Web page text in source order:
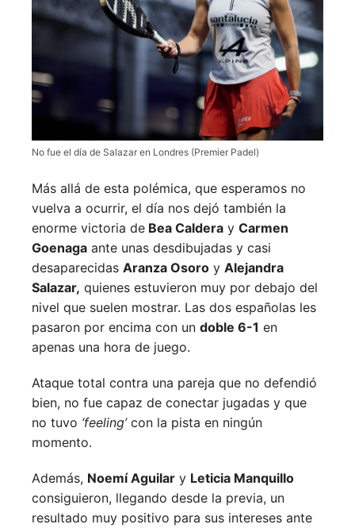
No fue el día de Salazar en Londres (Premier Padel)
Más allá de esta polémica, que esperamos no
vuelva a ocurrir, el día nos dejó también la
enorme victoria de Bea Caldera y Carmen
Goenaga ante unas desdibujadas y casi
desaparecidas Aranza Osoro y Alejandra
Salazar, quienes estuvieron muy por debajo del
nivel que suelen mostrar. Las dos españolas les
pasaron por encima con un doble 6-1 en
apenas una hora de juego.
Ataque total contra una pareja que no defendió
bien, no fue capaz de conectar jugadas y que
no tuvo ‘feeling’con la pista en ningún
momento.
Además, Noemí Aguilar y Leticia Manquillo
consiguieron, llegando desde la previa, un
resultado muy positivo para sus intereses ante